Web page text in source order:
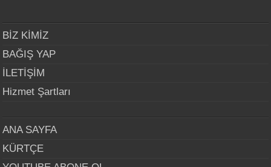
BİZ KİMİZ
BAĞIŞ YAP
İLETİŞİM
Hizmet Şartları
ANA SAYFA
KÜRTÇE